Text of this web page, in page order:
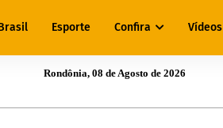
Esporte Confira Vídeos
Rondônia, 08 de Agosto de 2026